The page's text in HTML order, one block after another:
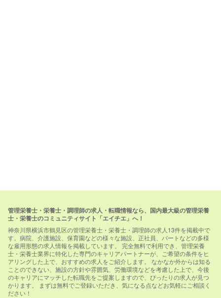
管理栄養士・栄養士・調理師の求人・転職情報なら、国内最大級の管理栄養
士・栄養士のコミュニティサイト「エイチエ」へ！
神奈川県横浜市鶴見区の管理栄養士・栄養士・調理師の求人13件を掲載中で
す。病院、介護施設、保育園などの様々な施設、正社員、パートなどの多様
な雇用形態の求人情報を掲載しています。 完全無料で利用でき、管理栄養
士・栄養士業界に特化した専門のキャリアパートナーが、ご希望の条件をヒ
アリングした上で、おすすめの求人をご紹介します。 なかなか外からは知る
ことのできない、施設の方針や雰囲気、労働環境などを考慮した上で、今後
のキャリアにマッチした転職先をご提案しますので、ぴったりの求人が見つ
かります。 まずは無料でご登録いただき、気になる点などお気軽にご相談く
ださい！